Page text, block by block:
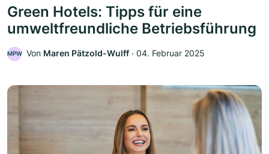
Green Hotels: Tipps für eine
umweltfreundliche Betriebsführung
MPW Von Maren Pätzold-Wulff ‧ 04. Februar 2025